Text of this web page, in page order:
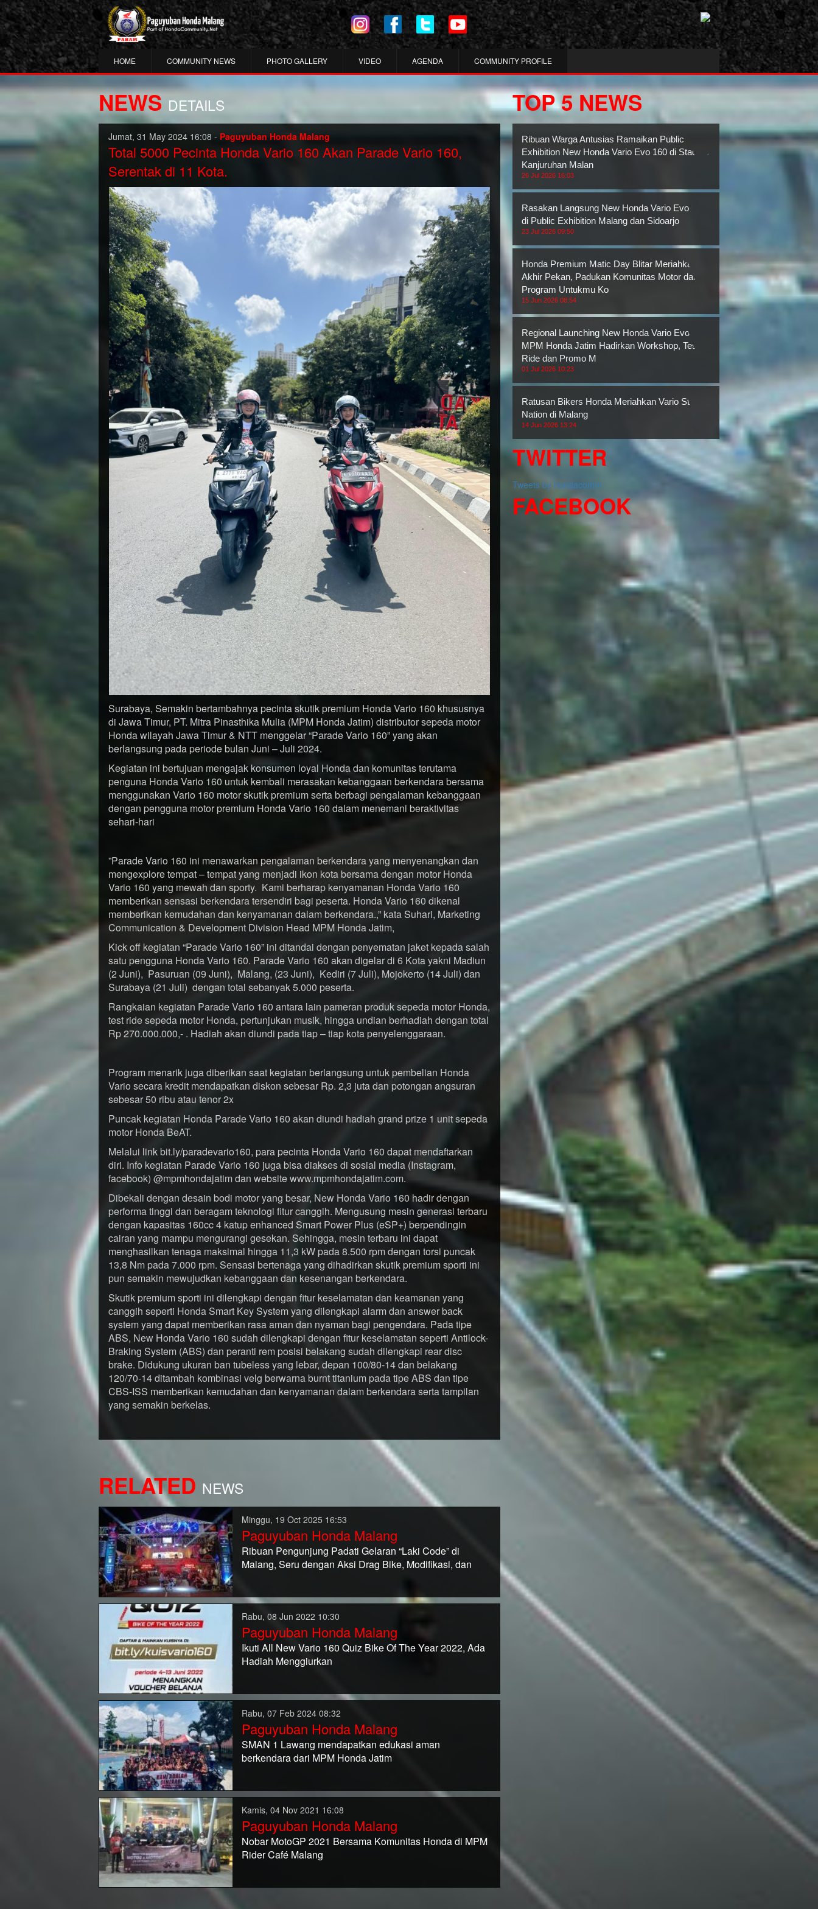
HOME COMMUNITY NEWS PHOTO GALLERY VIDEO AGENDA COMMUNITY PROFILE
NEWS DETAILS
Jumat, 31 May 2024 16:08 - Paguyuban Honda Malang
Total 5000 Pecinta Honda Vario 160 Akan Parade Vario 160,
Serentak di 11 Kota.
Surabaya, Semakin bertambahnya pecinta skutik premium Honda Vario 160 khususnya
di Jawa Timur, PT. Mitra Pinasthika Mulia (MPM Honda Jatim) distributor sepeda motor
Honda wilayah Jawa Timur & NTT menggelar “Parade Vario 160” yang akan
berlangsung pada periode bulan Juni – Juli 2024.
Kegiatan ini bertujuan mengajak konsumen loyal Honda dan komunitas terutama
penguna Honda Vario 160 untuk kembali merasakan kebanggaan berkendara bersama
menggunakan Vario 160 motor skutik premium serta berbagi pengalaman kebanggaan
dengan pengguna motor premium Honda Vario 160 dalam menemani beraktivitas
sehari-hari
”Parade Vario 160 ini menawarkan pengalaman berkendara yang menyenangkan dan
mengexplore tempat – tempat yang menjadi ikon kota bersama dengan motor Honda
Vario 160 yang mewah dan sporty. Kami berharap kenyamanan Honda Vario 160
memberikan sensasi berkendara tersendiri bagi peserta. Honda Vario 160 dikenal
memberikan kemudahan dan kenyamanan dalam berkendara.,” kata Suhari, Marketing
Communication & Development Division Head MPM Honda Jatim,
Kick off kegiatan “Parade Vario 160” ini ditandai dengan penyematan jaket kepada salah
satu pengguna Honda Vario 160. Parade Vario 160 akan digelar di 6 Kota yakni Madiun
(2 Juni), Pasuruan (09 Juni), Malang, (23 Juni), Kediri (7 Juli), Mojokerto (14 Juli) dan
Surabaya (21 Juli) dengan total sebanyak 5.000 peserta.
Rangkaian kegiatan Parade Vario 160 antara lain pameran produk sepeda motor Honda,
test ride sepeda motor Honda, pertunjukan musik, hingga undian berhadiah dengan total
Rp 270.000.000,- . Hadiah akan diundi pada tiap – tiap kota penyelenggaraan.
Program menarik juga diberikan saat kegiatan berlangsung untuk pembelian Honda
Vario secara kredit mendapatkan diskon sebesar Rp. 2,3 juta dan potongan angsuran
sebesar 50 ribu atau tenor 2x
Puncak kegiatan Honda Parade Vario 160 akan diundi hadiah grand prize 1 unit sepeda
motor Honda BeAT.
Melalui link bit.ly/paradevario160, para pecinta Honda Vario 160 dapat mendaftarkan
diri. Info kegiatan Parade Vario 160 juga bisa diakses di sosial media (Instagram,
facebook) @mpmhondajatim dan website www.mpmhondajatim.com.
Dibekali dengan desain bodi motor yang besar, New Honda Vario 160 hadir dengan
performa tinggi dan beragam teknologi fitur canggih. Mengusung mesin generasi terbaru
dengan kapasitas 160cc 4 katup enhanced Smart Power Plus (eSP+) berpendingin
cairan yang mampu mengurangi gesekan. Sehingga, mesin terbaru ini dapat
menghasilkan tenaga maksimal hingga 11,3 kW pada 8.500 rpm dengan torsi puncak
13,8 Nm pada 7.000 rpm. Sensasi bertenaga yang dihadirkan skutik premium sporti ini
pun semakin mewujudkan kebanggaan dan kesenangan berkendara.
Skutik premium sporti ini dilengkapi dengan fitur keselamatan dan keamanan yang
canggih seperti Honda Smart Key System yang dilengkapi alarm dan answer back
system yang dapat memberikan rasa aman dan nyaman bagi pengendara. Pada tipe
ABS, New Honda Vario 160 sudah dilengkapi dengan fitur keselamatan seperti Antilock-
Braking System (ABS) dan peranti rem posisi belakang sudah dilengkapi rear disc
brake. Didukung ukuran ban tubeless yang lebar, depan 100/80-14 dan belakang
120/70-14 ditambah kombinasi velg berwarna burnt titanium pada tipe ABS dan tipe
CBS-ISS memberikan kemudahan dan kenyamanan dalam berkendara serta tampilan
yang semakin berkelas.
RELATED NEWS
Minggu, 19 Oct 2025 16:53
Paguyuban Honda Malang
Ribuan Pengunjung Padati Gelaran “Laki Code” di
Malang, Seru dengan Aksi Drag Bike, Modifikasi, dan
Rabu, 08 Jun 2022 10:30
Paguyuban Honda Malang
Ikuti All New Vario 160 Quiz Bike Of The Year 2022, Ada
Hadiah Menggiurkan
Rabu, 07 Feb 2024 08:32
Paguyuban Honda Malang
SMAN 1 Lawang mendapatkan edukasi aman
berkendara dari MPM Honda Jatim
Kamis, 04 Nov 2021 16:08
Paguyuban Honda Malang
Nobar MotoGP 2021 Bersama Komunitas Honda di MPM
Rider Café Malang
TOP 5 NEWS
Ribuan Warga Antusias Ramaikan Public
Exhibition New Honda Vario Evo 160 di Stadion
Kanjuruhan Malan
26 Jul 2026 16:03
Rasakan Langsung New Honda Vario Evo 160
di Public Exhibition Malang dan Sidoarjo
23 Jul 2026 09:50
Honda Premium Matic Day Blitar Meriahkan
Akhir Pekan, Padukan Komunitas Motor dan
Program Untukmu Ko
15 Jun 2026 08:54
Regional Launching New Honda Vario Evo 160,
MPM Honda Jatim Hadirkan Workshop, Test
Ride dan Promo M
01 Jul 2026 10:23
Ratusan Bikers Honda Meriahkan Vario Street
Nation di Malang
14 Jun 2026 13:24
TWITTER
Tweets by hondacomm
FACEBOOK